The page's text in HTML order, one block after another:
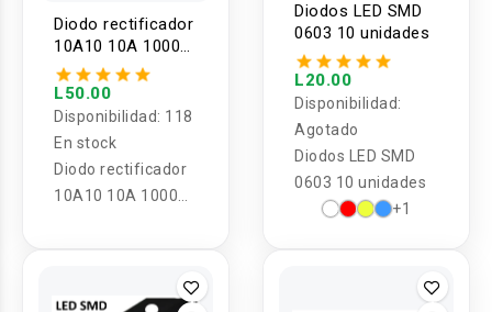
Diodo rectificador
10A10 10A 1000V
(4U)
L50.00
Disponibilidad: 118
En stock
Diodo rectificador
10A10 10A 1000V
Diodos LED SMD
0603 10 unidades
L20.00
Disponibilidad:
Agotado
Diodos LED SMD
0603 10 unidades
+1